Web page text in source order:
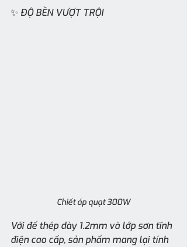
✨ ĐỘ BỀN VƯỢT TRỘI
Chiết áp quạt 300W
Với đế thép dày 1.2mm và lớp sơn tĩnh
điện cao cấp, sản phẩm mang lại tính